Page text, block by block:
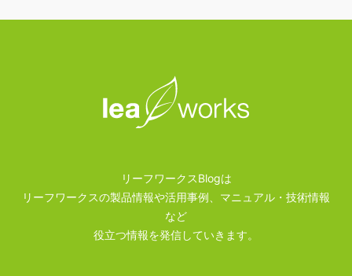
リーフワークスBlogは
リーフワークスの製品情報や活用事例、マニュアル・技術情報
など
役立つ情報を発信していきます。